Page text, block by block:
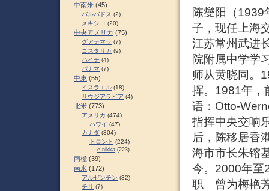
陈燮阳（1939
子，现任上海
江苏常州武进
院附属中学学
师从黄晓同。
挥。1981年，
语：Otto-
指挥中央交响
后，陈移居香
海市市长朱镕
今。2000年至
职。曾为梅艳
中南米 (45)
バルバドス (2)
メキシコ (20)
中央アメリカ (75)
グアテマラ (7)
コスタリカ (9)
ハイチ (4)
パナマ (7)
中東 (55)
イスラエル (18)
サウジアラビア (4)
北米 (773)
アメリカ (474)
ハワイ (47)
カナダ (304)
トロント (224)
e-nikka (223)
南極 (39)
南米 (172)
アルゼンチン (32)
チリ (7)